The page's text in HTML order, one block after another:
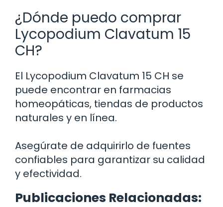
¿Dónde puedo comprar
Lycopodium Clavatum 15
CH?
El Lycopodium Clavatum 15 CH se
puede encontrar en farmacias
homeopáticas, tiendas de productos
naturales y en línea.
Asegúrate de adquirirlo de fuentes
confiables para garantizar su calidad
y efectividad.
Publicaciones Relacionadas: